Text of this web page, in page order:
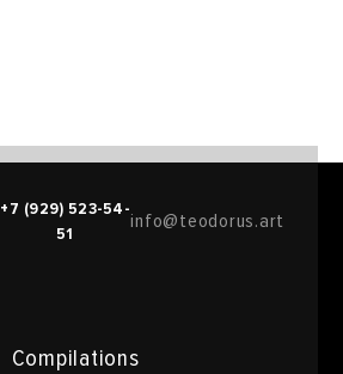
Compilations
+7 (929) 523-54-
51
info@teodorus.art